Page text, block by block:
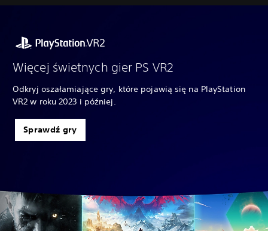
Więcej świetnych gier PS VR2
Odkryj oszałamiające gry, które pojawią się na PlayStation
VR2 w roku 2023 i później.
Sprawdź gry